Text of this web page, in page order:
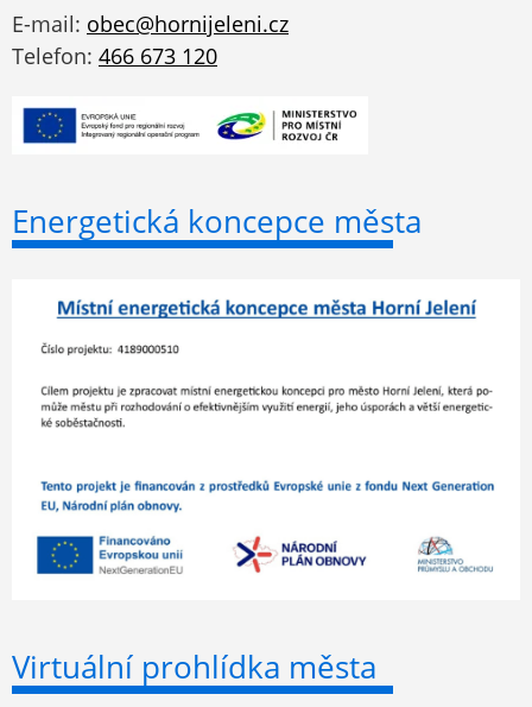
E-mail: obec@hornijeleni.cz
Telefon: 466 673 120
Energetická koncepce města
Virtuální prohlídka města